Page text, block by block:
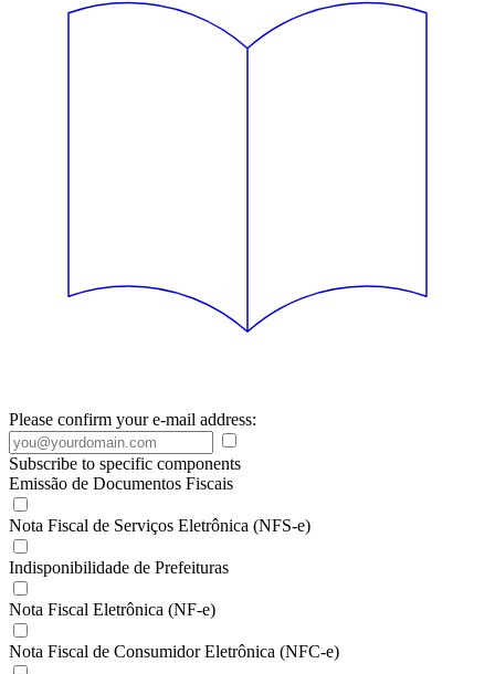
Please confirm your e-mail address:
Subscribe to specific components
Emissão de Documentos Fiscais
Nota Fiscal de Serviços Eletrônica (NFS-e)
Indisponibilidade de Prefeituras
Nota Fiscal Eletrônica (NF-e)
Nota Fiscal de Consumidor Eletrônica (NFC-e)